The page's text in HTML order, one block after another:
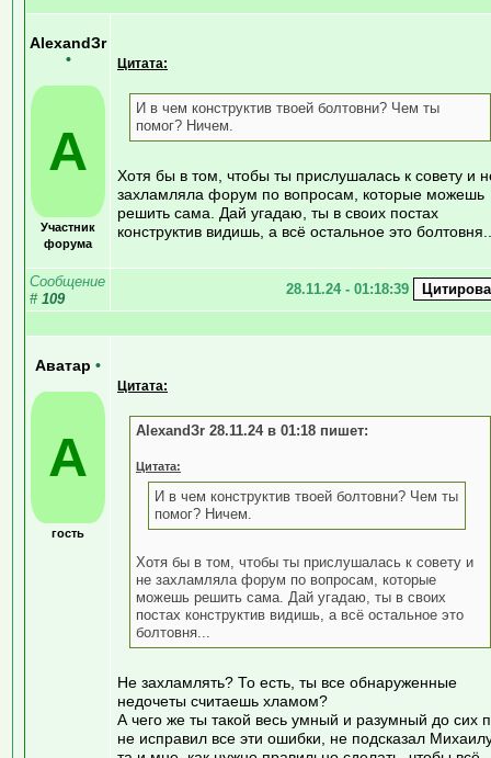
AlexandЗr
•
A
Участник
форума
Цитата:
И в чем конструктив твоей болтовни? Чем ты
помог? Ничем.
Хотя бы в том, чтобы ты прислушалась к совету и
захламляла форум по вопросам, которые можешь
решить сама. Дай угадаю, ты в своих постах
конструктив видишь, а всё остальное это
Сообщение
# 109
28.11.24 - 01:18:39
Аватар •
А
гость
Цитата:
AlexandЗr 28.11.24 в 01:18 пишет:
Цитата:
И в чем конструктив твоей болтовни? Чем ты
помог? Ничем.
Хотя бы в том, чтобы ты прислушалась к совету и
не захламляла форум по вопросам, которые
можешь решить сама. Дай угадаю, ты в своих
постах конструктив видишь, а всё остальное это
болтовня...
Не захламлять? То есть, ты все обнаруженные
недочеты считаешь хламом?
А чего же ты такой весь умный и разумный до сих
не исправил все эти ошибки, не подсказал